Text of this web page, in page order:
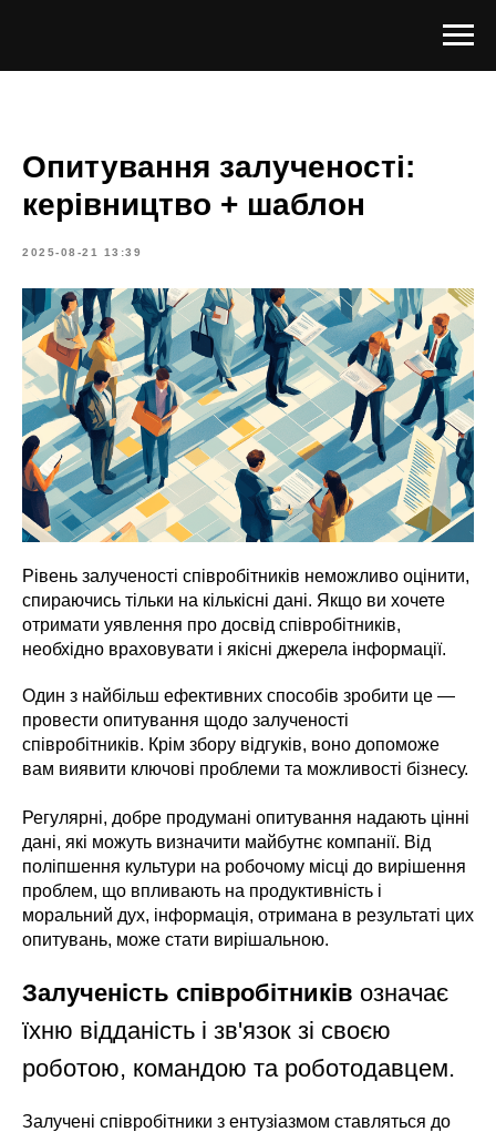
Опитування залученості:
керівництво + шаблон
2025-08-21 13:39
Рівень залученості співробітників неможливо оцінити,
спираючись тільки на кількісні дані. Якщо ви хочете
отримати уявлення про досвід співробітників,
необхідно враховувати і якісні джерела інформації.
Один з найбільш ефективних способів зробити це —
провести опитування щодо залученості
співробітників. Крім збору відгуків, воно допоможе
вам виявити ключові проблеми та можливості бізнесу.
Регулярні, добре продумані опитування надають цінні
дані, які можуть визначити майбутнє компанії. Від
поліпшення культури на робочому місці до вирішення
проблем, що впливають на продуктивність і
моральний дух, інформація, отримана в результаті цих
опитувань, може стати вирішальною.
Залученість співробітників означає
їхню відданість і зв'язок зі своєю
роботою, командою та роботодавцем.
Залучені співробітники з ентузіазмом ставляться до